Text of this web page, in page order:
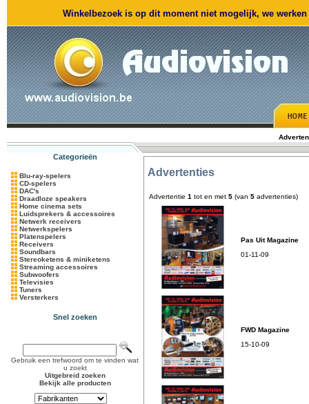
Winkelbezoek is op dit moment niet mogelijk, we
Categorieën
Blu-ray-spelers
CD-spelers
DAC's
Draadloze speakers
Home cinema sets
Luidsprekers & accessoires
Netwerk receivers
Netwerkspelers
Platenspelers
Receivers
Soundbars
Stereoketens & miniketens
Streaming accessoires
Subwoofers
Televisies
Tuners
Versterkers
Snel zoeken
Gebruik een trefwoord om te vinden wat
u zoekt
Uitgebreid zoeken
Bekijk alle producten
Advertenties
Advertentie 1 tot en met 5 (van 5 advertenties)
Pas Uit Magazine
01-11-09
FWD Magazine
15-10-09